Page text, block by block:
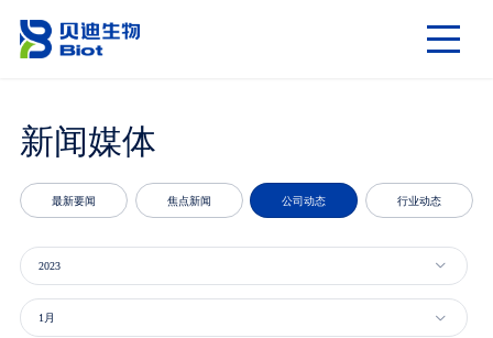
新闻媒体
最新要闻 焦点新闻 公司动态 行业动态
2023 
1月 